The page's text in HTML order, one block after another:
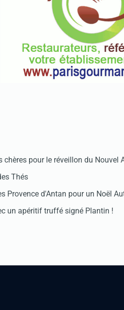
chères pour le réveillon du Nouvel
Thés
Provence d'Antan pour un Noël
un apéritif truffé signé Plantin !